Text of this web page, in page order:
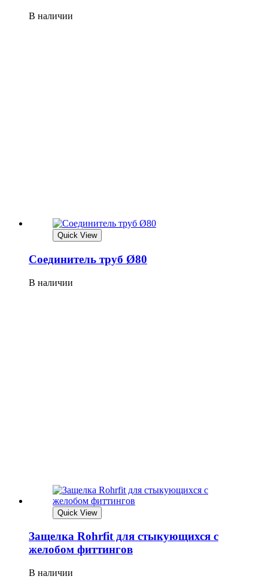
В наличии
Quick View
Соединитель труб Ø80
В наличии
Quick View
Защелка Rohrfit для стыкующихся с
желобом фиттингов
В наличии